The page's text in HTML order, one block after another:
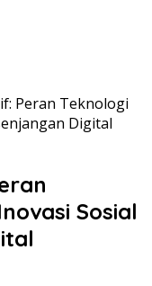
Peran Teknologi
Digital
Sosial